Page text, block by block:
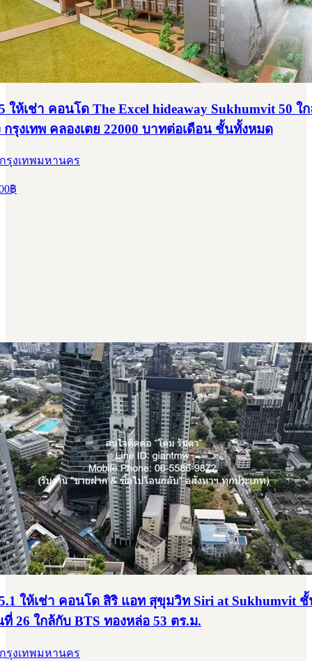
ให้เช่า คอนโด The Excel hideaway Sukhumvit 50 ใ
รุงเทพ คลองเตย 22000 บาทต่อเดือน ชั้นทั้งหมด
รุงเทพมหานคร
฿
ให้เช่า คอนโด สิริ แอท สุขุมวิท Siri at Sukhumvit
26 ใกล้กับ BTS ทองหล่อ 53 ตร.ม.
รุงเทพมหานคร